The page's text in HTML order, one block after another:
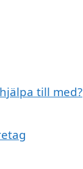
till med?